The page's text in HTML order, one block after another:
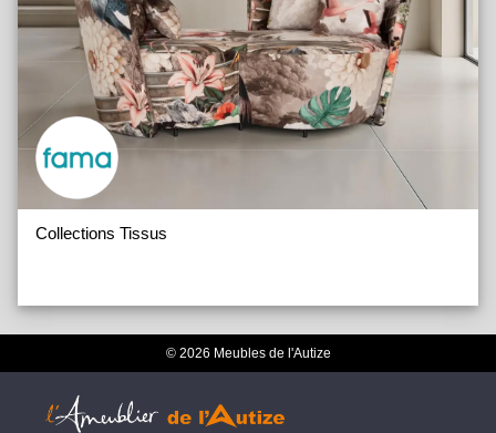
Collections Tissus
© 2026 Meubles de l'Autize